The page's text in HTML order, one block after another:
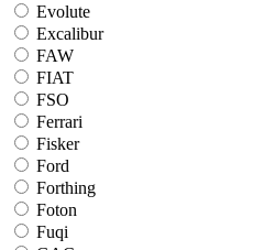
Evolute
Excalibur
FAW
FIAT
FSO
Ferrari
Fisker
Ford
Forthing
Foton
Fuqi